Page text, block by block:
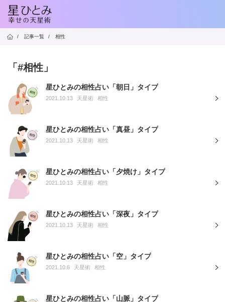
/ 記事一覧 / 相性
「#相性」
星ひとみの相性占い「朝日」タイプ
2021.10.13 天星術 相性
星ひとみの相性占い「真昼」タイプ
2021.10.13 天星術 相性
星ひとみの相性占い「夕焼け」タイプ
2021.10.13 天星術 相性
星ひとみの相性占い「深夜」タイプ
2021.10.13 天星術 相性
星ひとみの相性占い「空」タイプ
2021.10.6 天星術 相性
星ひとみの相性占い「山脈」タイプ